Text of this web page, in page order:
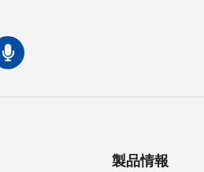
ューブ
センコ・ポッドキャスト
製品情報